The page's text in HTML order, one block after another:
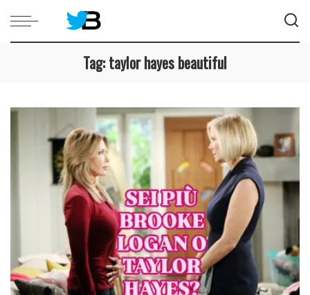
Tag:taylor hayes beautiful